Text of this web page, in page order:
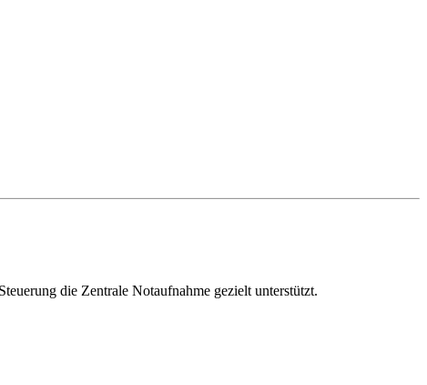
die Zentrale Notaufnahme gezielt unterstützt.